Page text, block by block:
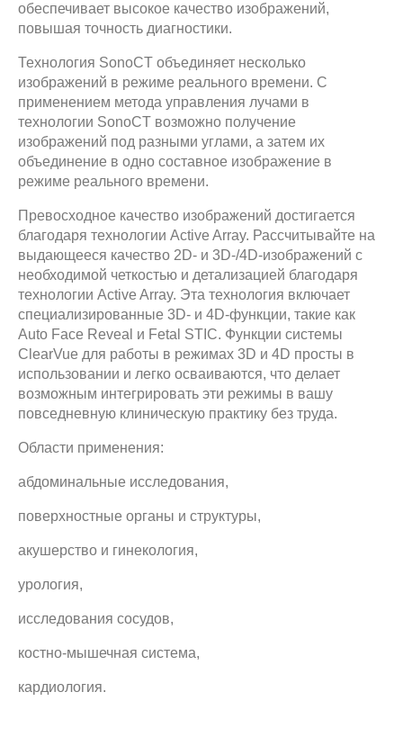
обеспечивает высокое качество изображений,
повышая точность диагностики.
Технология SonoCT объединяет несколько
изображений в режиме реального времени. С
применением метода управления лучами в
технологии SonoCT возможно получение
изображений под разными углами, а затем их
объединение в одно составное изображение в
режиме реального времени.
Превосходное качество изображений достигается
благодаря технологии Active Array. Рассчитывайте на
выдающееся качество 2D- и 3D-/4D-изображений с
необходимой четкостью и детализацией благодаря
технологии Active Array. Эта технология включает
специализированные 3D- и 4D-функции, такие как
Auto Face Reveal и Fetal STIC. Функции системы
ClearVue для работы в режимах 3D и 4D просты в
использовании и легко осваиваются, что делает
возможным интегрировать эти режимы в вашу
повседневную клиническую практику без труда.
Области применения:
абдоминальные исследования,
поверхностные органы и структуры,
акушерство и гинекология,
урология,
исследования сосудов,
костно-мышечная система,
кардиология.